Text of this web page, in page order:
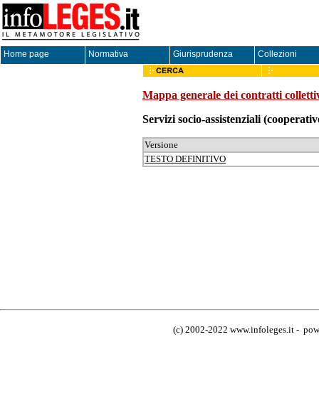
Home page Normativa Giurisprudenza Collezioni
Mappa generale dei contratti
Servizi socio-assistenziali
Versione
TESTO DEFINITIVO
(c) 2002-2022 www.infoleges.it -